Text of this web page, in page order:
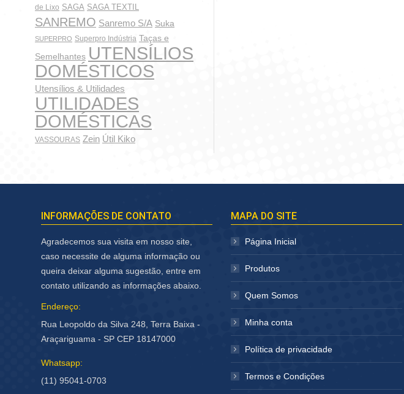
de Lixo SAGA SAGA TEXTIL
SANREMO Sanremo S/A Suka
SUPERPRO Superpro Indústria Taças e
Semelhantes UTENSÍLIOS
DOMÉSTICOS
Utensílios & Utilidades
UTILIDADES
DOMÉSTICAS
VASSOURAS Zein Útil Kiko
INFORMAÇÕES DE CONTATO
Agradecemos sua visita em nosso site,
caso necessite de alguma informação ou
queira deixar alguma sugestão, entre em
contato utilizando as informações abaixo.
Endereço:
Rua Leopoldo da Silva 248, Terra Baixa -
Araçariguama - SP CEP 18147000
Whatsapp:
(11) 95041-0703
MAPA DO SITE
Página Inicial
Produtos
Quem Somos
Minha conta
Política de privacidade
Termos e Condições